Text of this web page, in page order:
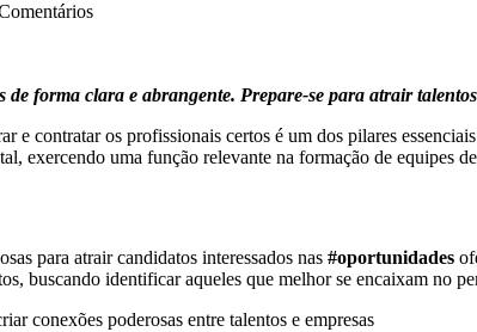
forma clara e abrangente. Prepare-se para atrair
contratar os profissionais certos é um dos pilares
exercendo uma função relevante na formação de equipes
para atrair candidatos interessados nas #oportunidades
buscando identificar aqueles que melhor se encaixam no
conexões poderosas entre talentos e empresas